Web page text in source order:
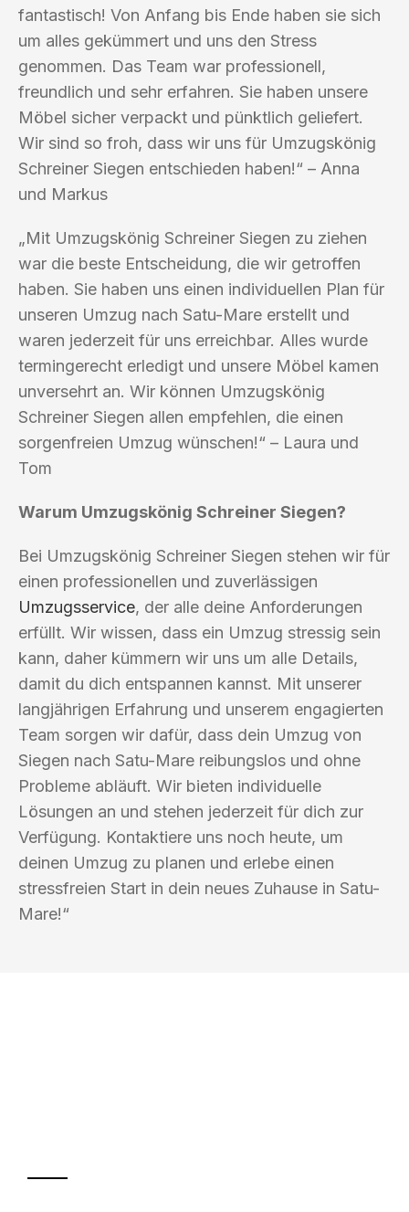
fantastisch! Von Anfang bis Ende haben sie sich
um alles gekümmert und uns den Stress
genommen. Das Team war professionell,
freundlich und sehr erfahren. Sie haben unsere
Möbel sicher verpackt und pünktlich geliefert.
Wir sind so froh, dass wir uns für Umzugskönig
Schreiner Siegen entschieden haben!“ – Anna
und Markus
„Mit Umzugskönig Schreiner Siegen zu ziehen
war die beste Entscheidung, die wir getroffen
haben. Sie haben uns einen individuellen Plan für
unseren Umzug nach Satu-Mare erstellt und
waren jederzeit für uns erreichbar. Alles wurde
termingerecht erledigt und unsere Möbel kamen
unversehrt an. Wir können Umzugskönig
Schreiner Siegen allen empfehlen, die einen
sorgenfreien Umzug wünschen!“ – Laura und
Tom
Warum Umzugskönig Schreiner Siegen?
Bei Umzugskönig Schreiner Siegen stehen wir für
einen professionellen und zuverlässigen
Umzugsservice, der alle deine Anforderungen
erfüllt. Wir wissen, dass ein Umzug stressig sein
kann, daher kümmern wir uns um alle Details,
damit du dich entspannen kannst. Mit unserer
langjährigen Erfahrung und unserem engagierten
Team sorgen wir dafür, dass dein Umzug von
Siegen nach Satu-Mare reibungslos und ohne
Probleme abläuft. Wir bieten individuelle
Lösungen an und stehen jederzeit für dich zur
Verfügung. Kontaktiere uns noch heute, um
deinen Umzug zu planen und erlebe einen
stressfreien Start in dein neues Zuhause in Satu-
Mare!“